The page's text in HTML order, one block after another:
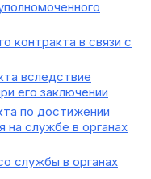
контракта в связи с
вследствие
его заключении
по достижении
на службе в органах
службы в органах